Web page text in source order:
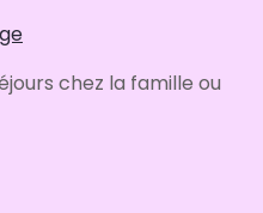
chez la famille ou